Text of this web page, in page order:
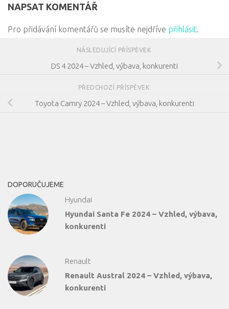
NAPSAT KOMENTÁŘ
Pro přidávání komentářů se musíte nejdříve přihlásit.
NÁSLEDUJÍCÍ PŘÍSPĚVEK
DS 4 2024 – Vzhled, výbava, konkurenti
PŘEDCHOZÍ PŘÍSPĚVEK
Toyota Camry 2024 – Vzhled, výbava, konkurenti
DOPORUČUJEME
Hyundai
Hyundai Santa Fe 2024 – Vzhled, výbava,
konkurenti
Renault
Renault Austral 2024 – Vzhled, výbava,
konkurenti